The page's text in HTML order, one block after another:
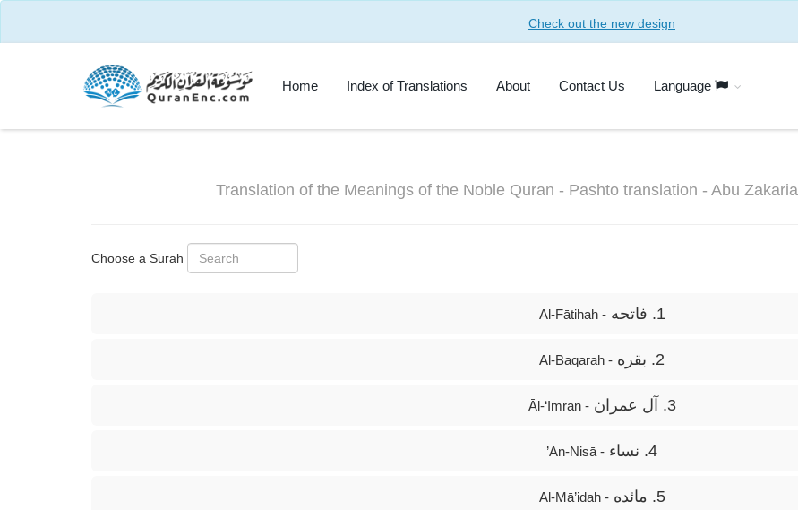
Check out the new design
Home Index of Translations About Contact Us Language
Translation of the Meanings of the Noble Quran - Pashto translation - Abu Zakaria
Choose a Surah
1. فاتحه - Al-Fātihah
2. بقره - Al-Baqarah
3. آل عمران - Āl-‘Imrān
4. نساء - An-Nisā’
5. مائده - Al-Mā’idah